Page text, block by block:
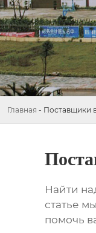
Главная - Поставщики
Найти
статье
помочь